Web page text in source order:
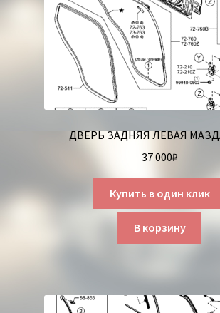
ДВЕРЬ ЗАДНЯЯ ЛЕВАЯ
37 000₽
Купить в один клик
В корзину